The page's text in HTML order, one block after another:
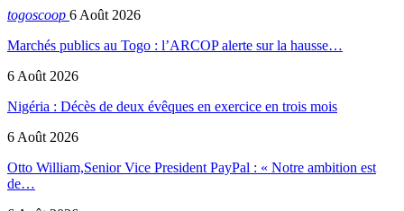
togoscoop 6 Août 2026
Marchés publics au Togo : l’ARCOP alerte sur la hausse…
6 Août 2026
Nigéria : Décès de deux évêques en exercice en trois mois
6 Août 2026
Otto William,Senior Vice President PayPal : « Notre ambition est
de…